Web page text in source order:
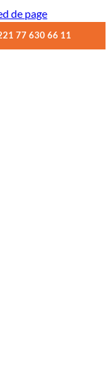
de page
77 630 66 11